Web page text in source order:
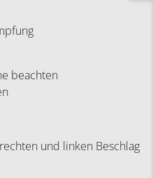
beachten
und linken Beschlag